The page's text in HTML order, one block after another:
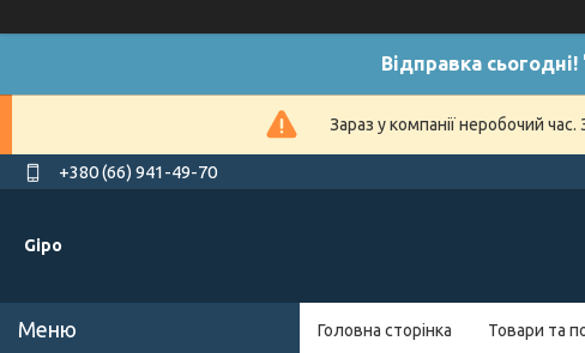
Відправка
Зараз у компанії неробочий
+380 (66) 941-49-70
Gipo
Головна сторінка Товари та